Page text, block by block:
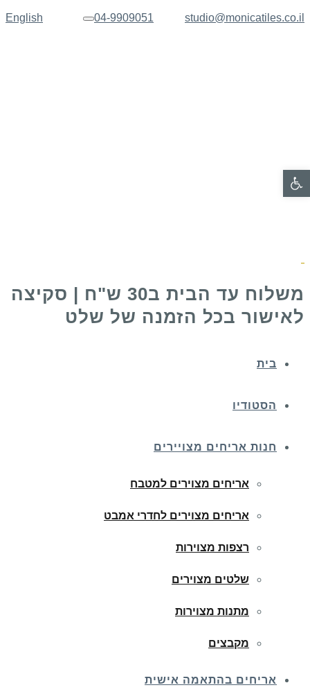
English studio@monicatiles.co.il
04-9909051 תפריט
משלוח עד הבית ב30 ש"ח | סקיצה
לאישור בכל הזמנה של שלט
בית
הסטודיו
חנות אריחים מצויירים
אריחים מצוירים למטבח
אריחים מצוירים לחדרי אמבט
רצפות מצוירות
שלטים מצוירים
מתנות מצוירות
מקבצים
אריחים בהתאמה אישית
פתח סרגל נגישות